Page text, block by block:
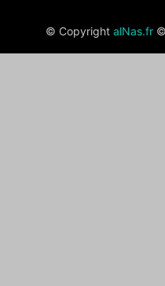
© Copyright alNas.fr©